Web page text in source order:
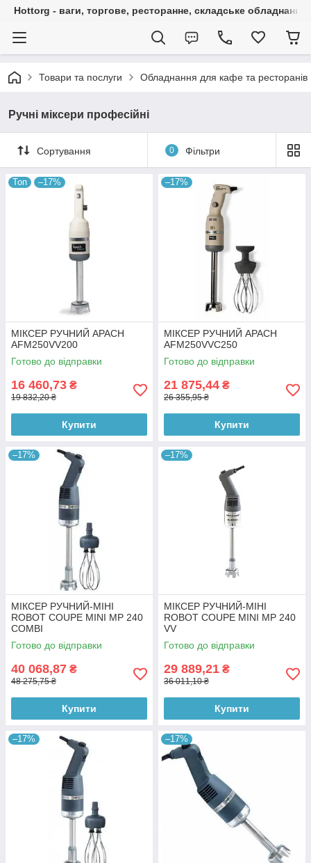
Hottorg - ваги, торгове, ресторанне, складське обладнання
Товари та послуги Обладнання для кафе та ресторанів
Ручні міксери професійні
Сортування 0 Фільтри
Топ –17%
МІКСЕР РУЧНИЙ APACH
AFM250VV200
Готово до відправки
16 460,73 ₴
19 832,20 ₴
Купити
–17%
МІКСЕР РУЧНИЙ APACH
AFM250VVC250
Готово до відправки
21 875,44 ₴
26 355,95 ₴
Купити
–17%
МІКСЕР РУЧНИЙ-МІНІ
ROBOT COUPE MINI MP 240
COMBI
Готово до відправки
40 068,87 ₴
48 275,75 ₴
Купити
–17%
МІКСЕР РУЧНИЙ-МІНІ
ROBOT COUPE MINI MP 240
VV
Готово до відправки
29 889,21 ₴
36 011,10 ₴
Купити
–17% –17%